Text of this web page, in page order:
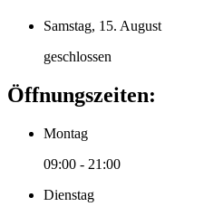
Samstag, 15. August
geschlossen
Öffnungszeiten:
Montag
09:00 - 21:00
Dienstag